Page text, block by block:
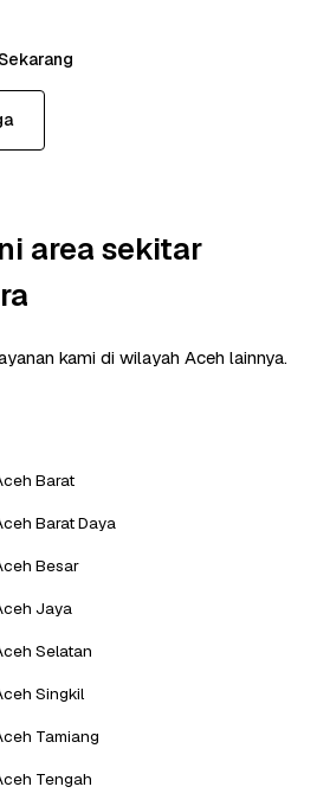
area sekitar
kami di wilayah Aceh lainnya.
Barat
Barat Daya
Besar
Jaya
Selatan
Singkil
Tamiang
Tengah